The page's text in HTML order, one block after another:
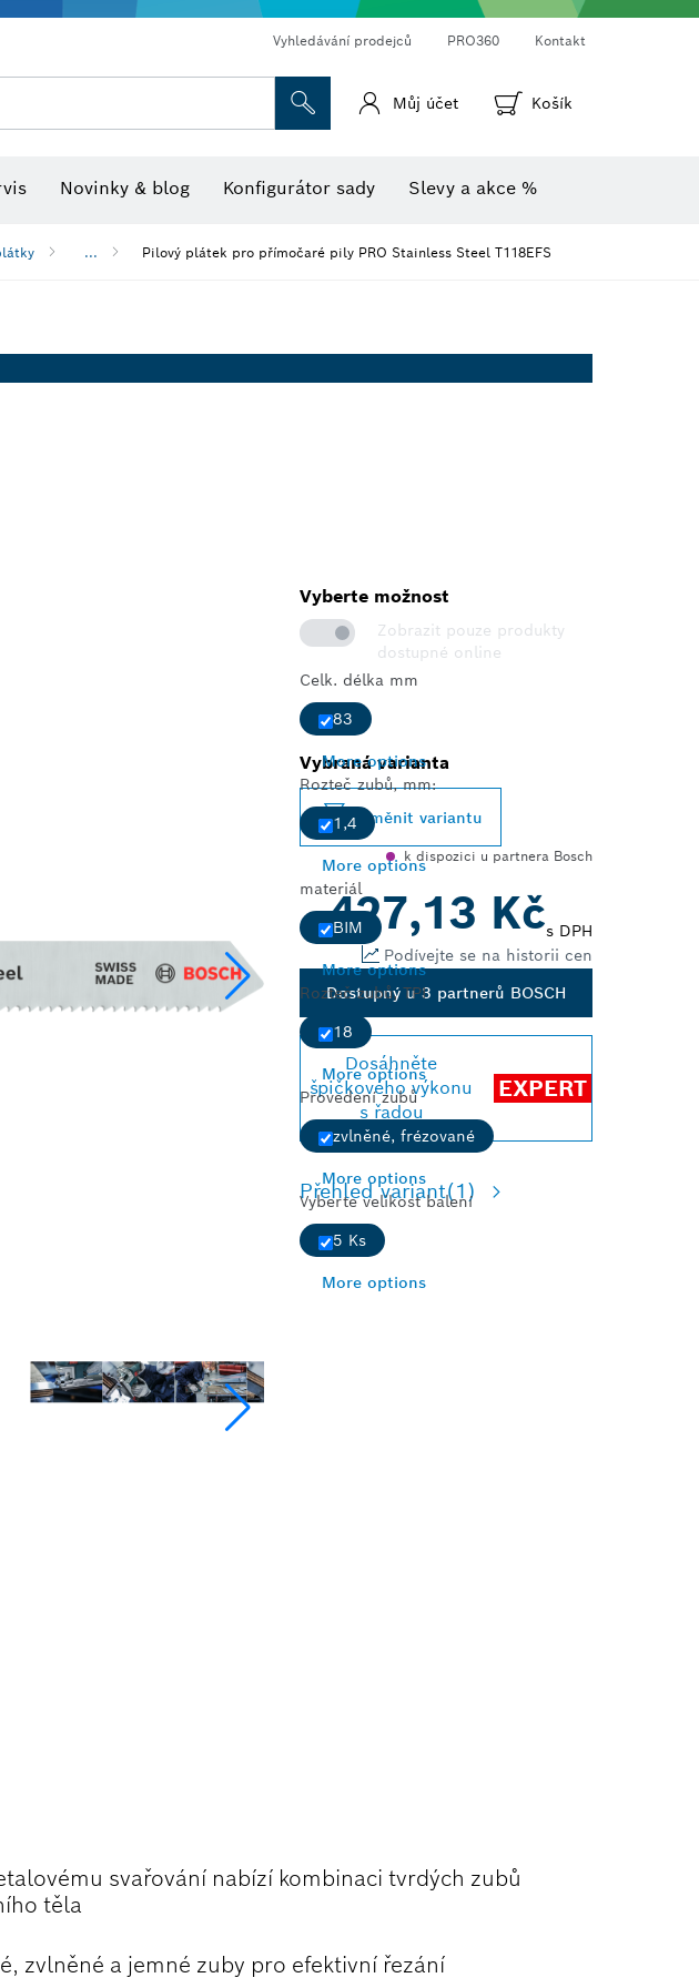
Vyhledávání prodejců PRO360 Kontakt
Můj účet Košík
Novinky & blog Konfigurátor sady Slevy a akce %
... Pilový plátek pro přímočaré pily PRO Stainless Steel T118EFS
Vyberte možnost
Zobrazit pouze produkty
dostupné online
Celk. délka mm
83
More options
Rozteč zubů, mm:
1,4
More options
materiál
BIM
More options
Rozteč zubů, TPI
18
More options
Provedení zubů
zvlněné, frézované
More options
Vyberte velikost balení
5 Ks
More options
Vybraná varianta
Změnit variantu
k dispozici u partnera Bosch
427,13 Kčs DPH
Podívejte se na historii cen
Dostupný u 3 partnerů BOSCH
Dosáhněte
špičkového výkonu
s řadou
EXPERT
Přehled variant(1)
svařování nabízí kombinaci tvrdých zubů
těla
zvlněné a jemné zuby pro efektivní řezání